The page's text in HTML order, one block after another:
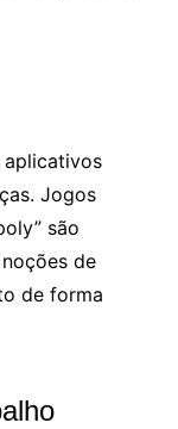
aplicativos
Jogos
são
de
de forma